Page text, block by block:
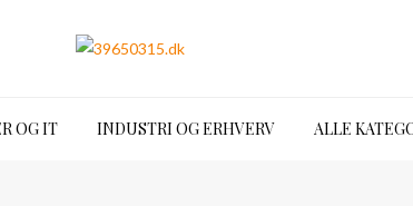
OG IT INDUSTRI OG ERHVERV ALLE